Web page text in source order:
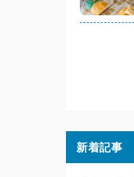
新着記事